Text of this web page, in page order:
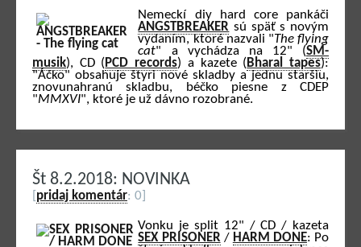
Nemeckí diy hard core pankáči
ANGSTBREAKER sú späť s novým
vydaním, ktoré nazvali "The flying
cat" a vychádza na 12" (SM-
musik), CD ( PCD records) a kazete ( Bharal tapes):
"Áčko" obsahuje štyri nové skladby a jednu staršiu,
znovunahranú skladbu, béčko piesne z CDEP
"MMXVI", ktoré je už dávno rozobrané.
Št 8.2.2018: NOVINKA
pridaj komentár: 0]
Vonku je split 12" / CD / kazeta
SEX PRISONER/ HARM DONE: Po